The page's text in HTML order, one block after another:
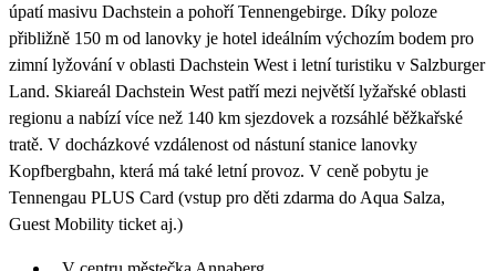
úpatí masivu Dachstein a pohoří Tennengebirge. Díky poloze
přibližně 150 m od lanovky je hotel ideálním výchozím bodem pro
zimní lyžování v oblasti Dachstein West i letní turistiku v Salzburger
Land. Skiareál Dachstein West patří mezi největší lyžařské oblasti
regionu a nabízí více než 140 km sjezdovek a rozsáhlé běžkařské
tratě. V docházkové vzdálenost od nástuní stanice lanovky
Kopfbergbahn, která má také letní provoz. V ceně pobytu je
Tennengau PLUS Card (vstup pro děti zdarma do Aqua Salza,
Guest Mobility ticket aj.)